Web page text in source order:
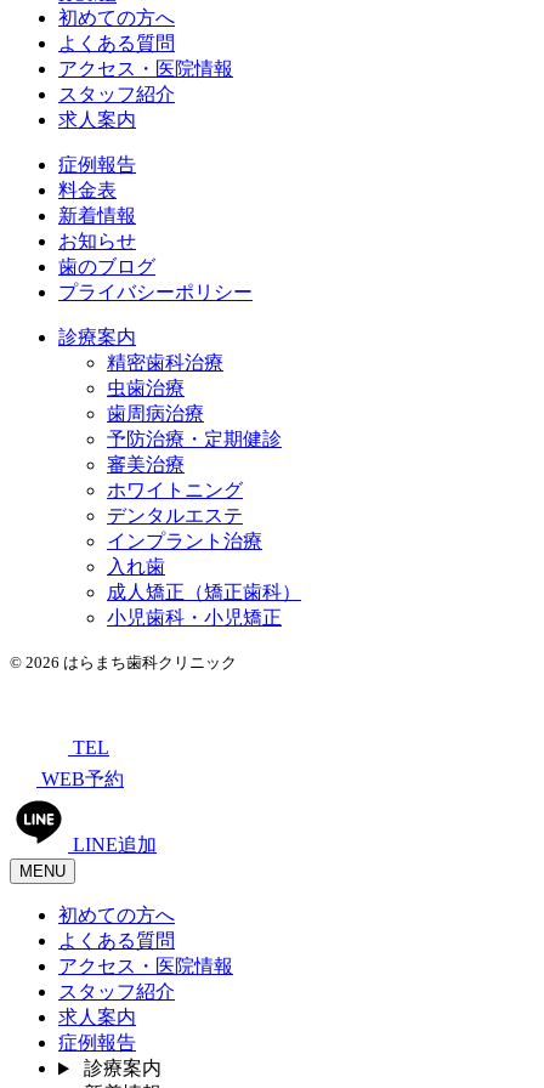
初めての方へ
よくある質問
アクセス・医院情報
スタッフ紹介
求人案内
症例報告
料金表
新着情報
お知らせ
歯のブログ
プライバシーポリシー
診療案内
精密歯科治療
虫歯治療
歯周病治療
予防治療・定期健診
審美治療
ホワイトニング
デンタルエステ
インプラント治療
入れ歯
成人矯正（矯正歯科）
小児歯科・小児矯正
© 2026 はらまち歯科クリニック
TEL
WEB予約
LINE追加
MENU
初めての方へ
よくある質問
アクセス・医院情報
スタッフ紹介
求人案内
症例報告
診療案内